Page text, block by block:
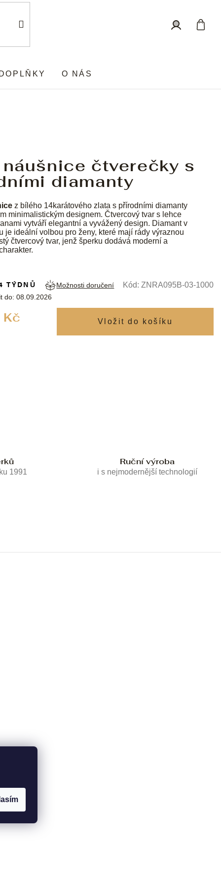
DOPLŇKY O NÁS
čtverečky s
diamanty
z bílého 14karátového zlata s přírodními diamanty
minimalistickým designem. Čtvercový tvar s lehce
vytváří elegantní a vyvážený design. Diamant v
je ideální volbou pro ženy, které mají rády výraznou
čtvercový tvar, jenž šperku dodává moderní a
TÝDNŮ
do: 08.09.2026
Možnosti doručení Kód: ZNRA095B-03-1000
1991
Ruční výroba
i s nejmodernější technologií